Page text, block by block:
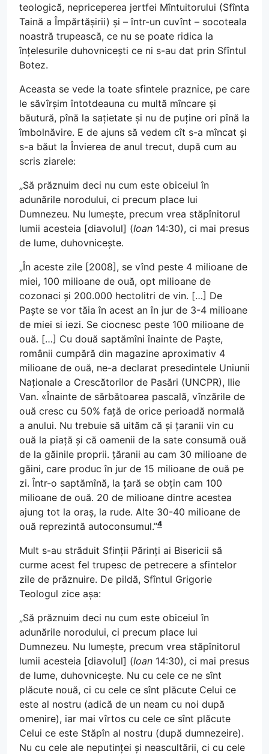
teologică, nepriceperea jertfei Mîntuitorului (Sfînta
Taină a Împărtășirii) și – într-un cuvînt – socoteala
noastră trupească, ce nu se poate ridica la
înțelesurile duhovnicești ce ni s-au dat prin Sfîntul
Botez.
Aceasta se vede la toate sfintele praznice, pe care
le săvîrșim întotdeauna cu multă mîncare și
băutură, pînă la sațietate și nu de puține ori pînă la
îmbolnăvire. E de ajuns să vedem cît s-a mîncat și
s-a băut la Învierea de anul trecut, după cum au
scris ziarele:
„Să prăznuim deci nu cum este obiceiul în
adunările norodului, ci precum place lui
Dumnezeu. Nu lumește, precum vrea stăpînitorul
lumii acesteia [diavolul] (Ioan 14:30), ci mai presus
de lume, duhovnicește.
„În aceste zile [2008], se vînd peste 4 milioane de
miei, 100 milioane de ouă, opt milioane de
cozonaci și 200.000 hectolitri de vin. […] De
Paște se vor tăia în acest an în jur de 3-4 milioane
de miei si iezi. Se ciocnesc peste 100 milioane de
ouă. […] Cu două saptămîni înainte de Paște,
românii cumpără din magazine aproximativ 4
milioane de ouă, ne-a declarat presedintele Uniunii
Naționale a Crescătorilor de Pasări (UNCPR), Ilie
Van. «Înainte de sărbătoarea pascală, vînzările de
ouă cresc cu 50% față de orice perioadă normală
a anului. Nu trebuie să uităm că și țaranii vin cu
ouă la piață și că oamenii de la sate consumă ouă
de la găinile proprii. țăranii au cam 30 milioane de
găini, care produc în jur de 15 milioane de ouă pe
zi. Într-o saptămînă, la țară se obțin cam 100
milioane de ouă. 20 de milioane dintre acestea
ajung tot la oraș, la rude. Alte 30-40 milioane de
ouă reprezintă autoconsumul.”4
Mult s-au străduit Sfinții Părinți ai Bisericii să
curme acest fel trupesc de petrecere a sfintelor
zile de prăznuire. De pildă, Sfîntul Grigorie
Teologul zice așa:
„Să prăznuim deci nu cum este obiceiul în
adunările norodului, ci precum place lui
Dumnezeu. Nu lumește, precum vrea stăpînitorul
lumii acesteia [diavolul] (Ioan 14:30), ci mai presus
de lume, duhovnicește. Nu cu cele ce ne sînt
plăcute nouă, ci cu cele ce sînt plăcute Celui ce
este al nostru (adică de un neam cu noi după
omenire), iar mai vîrtos cu cele ce sînt plăcute
Celui ce este Stăpîn al nostru (după dumnezeire).
Nu cu cele ale neputinței și neascultării, ci cu cele